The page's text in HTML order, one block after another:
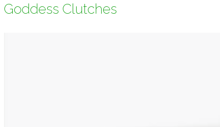
Goddess Clutches